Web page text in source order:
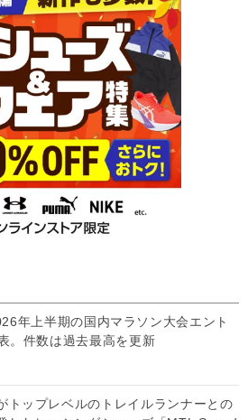
年上半期の国内マラソン大会エント
。件数は過去最高を更新
トップレベルのトレイルランナーとの